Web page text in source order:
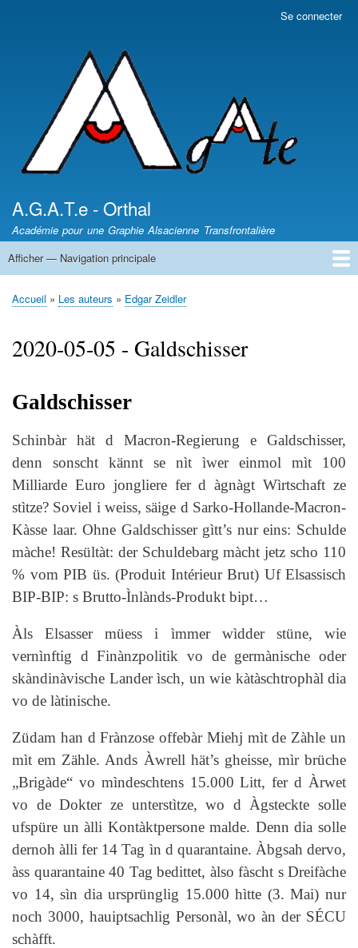
l'utilisateur
Se connecter
A.G.A.T.e - Orthal
Académie pour une Graphie Alsacienne Transfrontalière
Navigation
Afficher — Navigation principale
News - Nèikheit
DICTIONNAIRES /
Article de presse
Les auteurs
Sentiers des Poètes
Leçons d'Alsacien
Uf Elsassisch
Wortkaschtla
Qui somme nous ?
Fil
Accueil Les auteurs Edgar Zeidler
2020-05-05 - Galdschisser
Galdschisser
Schinbàr hät d Macron-Regierung e Galdschisser,
denn sonscht kännt se nìt ìwer einmol mìt 100
Milliarde Euro jongliere fer d àgnàgt Wìrtschaft ze
stìtze? Soviel i weiss, säige d Sarko-Hollande-Macron-
Kàsse laar. Ohne Galdschisser gìtt’s nur eins: Schulde
màche! Resültàt: der Schuldebarg màcht jetz scho 110
% vom PIB üs. (Produit Intérieur Brut) Uf Elsassisch
BIP-BIP: s Brutto-Ìnlànds-Produkt bipt…
Àls Elsasser müess i ìmmer wìdder stüne, wie
vernìnftig d Finànzpolitik vo de germànische oder
skàndinàvische Lander ìsch, un wie kàtàschtrophàl dia
vo de làtinische.
Züdam han d Frànzose offebàr Miehj mìt de Zàhle un
mìt em Zähle. Ands Àwrell hät’s gheisse, mìr brüche
„Brigàde“ vo mìndeschtens 15.000 Litt, fer d Àrwet
vo de Dokter ze unterstìtze, wo d Àgsteckte solle
ufspüre un àlli Kontàktpersone malde. Denn dia solle
dernoh àlli fer 14 Tag ìn d quarantaine. Àbgsah dervo,
àss quarantaine 40 Tag bedittet, àlso fàscht s Dreifàche
vo 14, sìn dia ursprünglig 15.000 hìtte (3. Mai) nur
noch 3000, hauiptsachlig Personàl, wo àn der SÉCU
schàfft.